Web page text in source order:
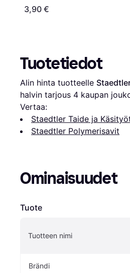
3,90 €
Tuotetiedot
Alin hinta tuotteelle
halvin tarjous 4 kaupan
Vertaa:
Staedtler Taide ja
Staedtler Polymerisavit
Ominaisuudet
Tuote
Tuotteen nimi
Brändi